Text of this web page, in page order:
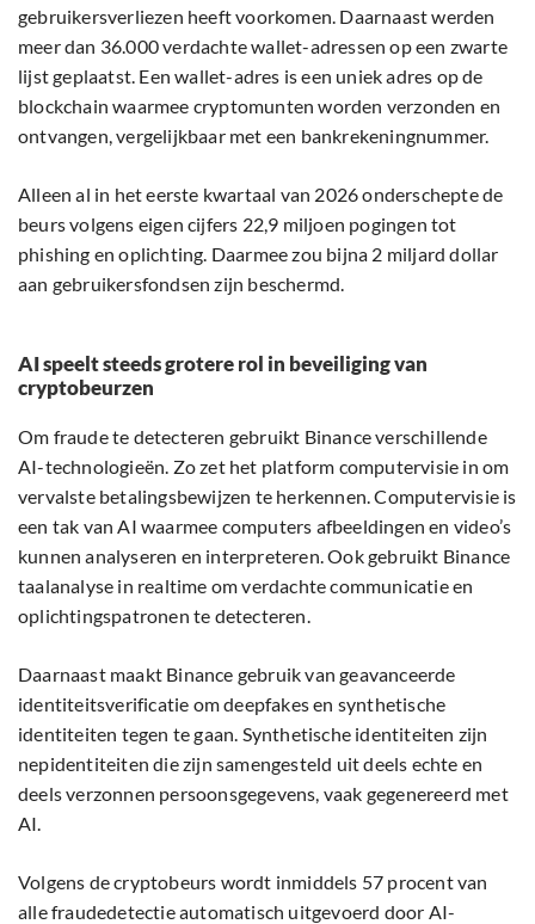
gebruikersverliezen heeft voorkomen. Daarnaast werden
meer dan 36.000 verdachte wallet-adressen op een zwarte
lijst geplaatst. Een wallet-adres is een uniek adres op de
blockchain waarmee cryptomunten worden verzonden en
ontvangen, vergelijkbaar met een bankrekeningnummer.
Alleen al in het eerste kwartaal van 2026 onderschepte de
beurs volgens eigen cijfers 22,9 miljoen pogingen tot
phishing en oplichting. Daarmee zou bijna 2 miljard dollar
aan gebruikersfondsen zijn beschermd.
AI speelt steeds grotere rol in beveiliging van
cryptobeurzen
Om fraude te detecteren gebruikt Binance verschillende
AI-technologieën. Zo zet het platform computervisie in om
vervalste betalingsbewijzen te herkennen. Computervisie is
een tak van AI waarmee computers afbeeldingen en video’s
kunnen analyseren en interpreteren. Ook gebruikt Binance
taalanalyse in realtime om verdachte communicatie en
oplichtingspatronen te detecteren.
Daarnaast maakt Binance gebruik van geavanceerde
identiteitsverificatie om deepfakes en synthetische
identiteiten tegen te gaan. Synthetische identiteiten zijn
nepidentiteiten die zijn samengesteld uit deels echte en
deels verzonnen persoonsgegevens, vaak gegenereerd met
AI.
Volgens de cryptobeurs wordt inmiddels 57 procent van
alle fraudedetectie automatisch uitgevoerd door AI-